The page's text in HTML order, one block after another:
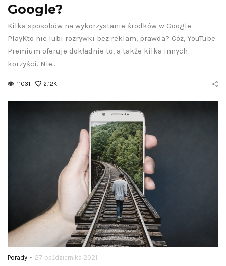
Google?
Kilka sposobów na wykorzystanie środków w Google
PlayKto nie lubi rozrywki bez reklam, prawda? Cóż, YouTube
Premium oferuje dokładnie to, a także kilka innych
korzyści. Nie…
11031 2.12K
Porady - 27 października 2021